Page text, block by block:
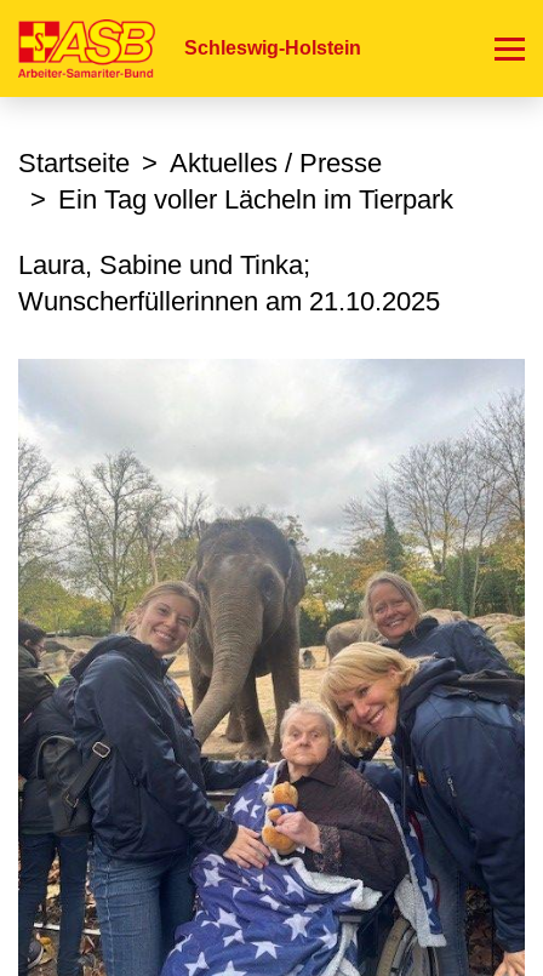
zum
Schleswig-Holstein
Startseite
Aktuelles / Presse
Ein Tag voller Lächeln im Tierpark
Laura, Sabine und Tinka;
Wunscherfüllerinnen am 21.10.2025